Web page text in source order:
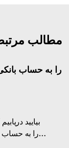
مطالب
بیایید